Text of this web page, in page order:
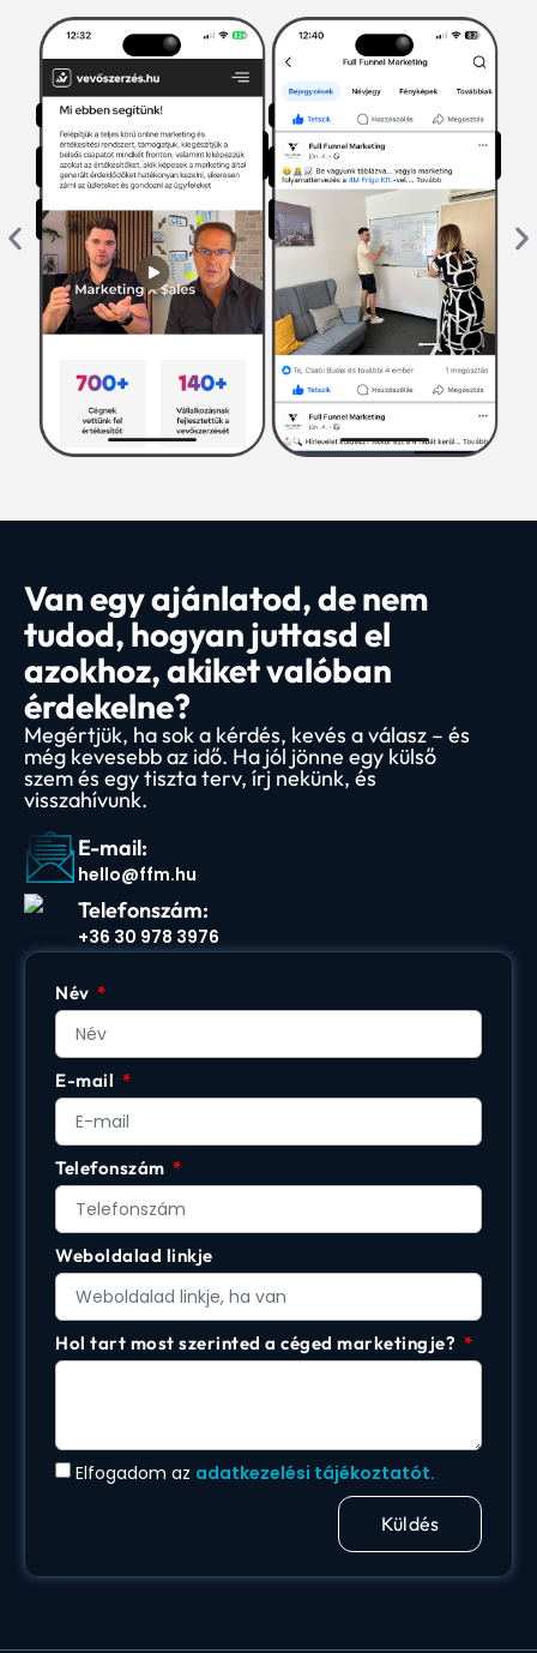
Van egy ajánlatod, de nem
tudod, hogyan juttasd el
azokhoz, akiket valóban
érdekelne?
Megértjük, ha sok a kérdés, kevés a válasz – és
még kevesebb az idő. Ha jól jönne egy külső
szem és egy tiszta terv, írj nekünk, és
visszahívunk.
E-mail:
hello@ffm.hu
Telefonszám:
+36 30 978 3976
Név
E-mail
Telefonszám
Weboldalad linkje
Hol tart most szerinted a céged marketingje?
Elfogadom az adatkezelési tájékoztatót.
Küldés